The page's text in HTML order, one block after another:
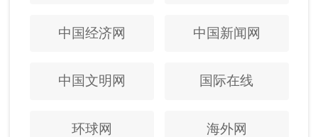
中国经济网 中国新闻网
中国文明网 国际在线
环球网 海外网